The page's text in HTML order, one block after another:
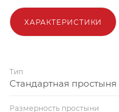
ХАРАКТЕРИСТИКИ
Тип
Стандартная простыня
Размерность простыни